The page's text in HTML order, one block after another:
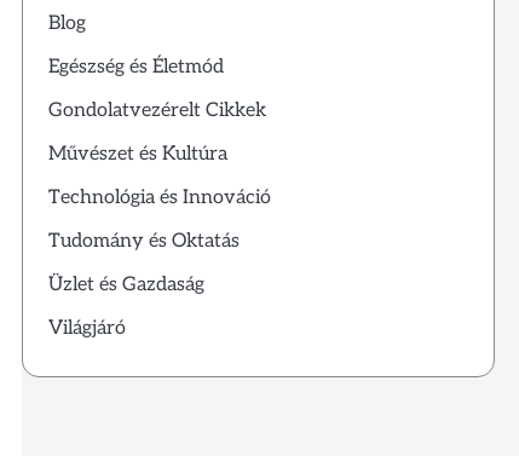
Blog
Egészség és Életmód
Gondolatvezérelt Cikkek
Művészet és Kultúra
Technológia és Innováció
Tudomány és Oktatás
Üzlet és Gazdaság
Világjáró